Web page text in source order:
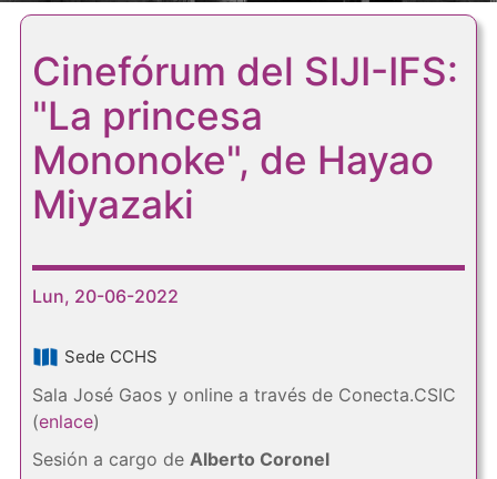
Cinefórum del SIJI-IFS:
"La princesa
Mononoke", de Hayao
Miyazaki
Lun, 20-06-2022
Sede CCHS
Sala José Gaos y online a través de Conecta.CSIC
(enlace)
Sesión a cargo de Alberto Coronel